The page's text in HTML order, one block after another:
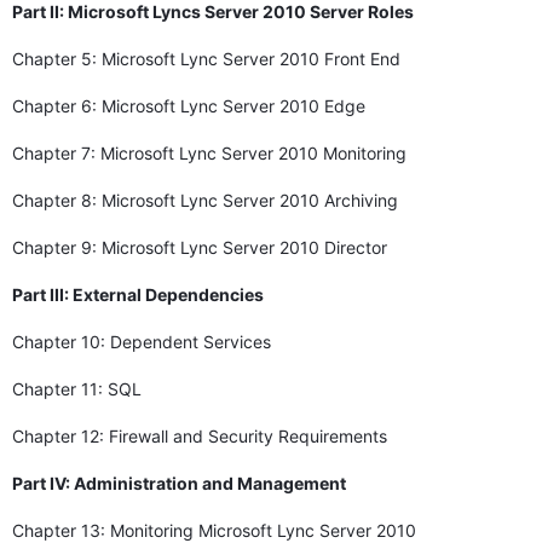
Part II: Microsoft Lyncs Server 2010 Server Roles
Chapter 5: Microsoft Lync Server 2010 Front End
Chapter 6: Microsoft Lync Server 2010 Edge
Chapter 7: Microsoft Lync Server 2010 Monitoring
Chapter 8: Microsoft Lync Server 2010 Archiving
Chapter 9: Microsoft Lync Server 2010 Director
Part III: External Dependencies
Chapter 10: Dependent Services
Chapter 11: SQL
Chapter 12: Firewall and Security Requirements
Part IV: Administration and Management
Chapter 13: Monitoring Microsoft Lync Server 2010